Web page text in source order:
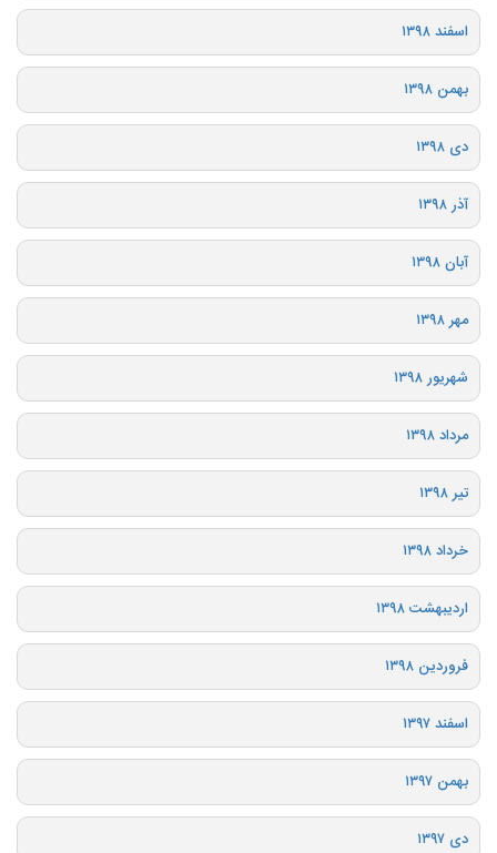
اسفند ۱۳۹۸
بهمن ۱۳۹۸
دی ۱۳۹۸
آذر ۱۳۹۸
آبان ۱۳۹۸
مهر ۱۳۹۸
شهریور ۱۳۹۸
مرداد ۱۳۹۸
تیر ۱۳۹۸
خرداد ۱۳۹۸
اردیبهشت ۱۳۹۸
فروردین ۱۳۹۸
اسفند ۱۳۹۷
بهمن ۱۳۹۷
دی ۱۳۹۷